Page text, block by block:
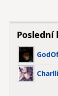
Poslední